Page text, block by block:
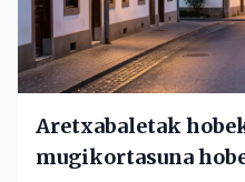
Aretxabaletak
mugikortasuna